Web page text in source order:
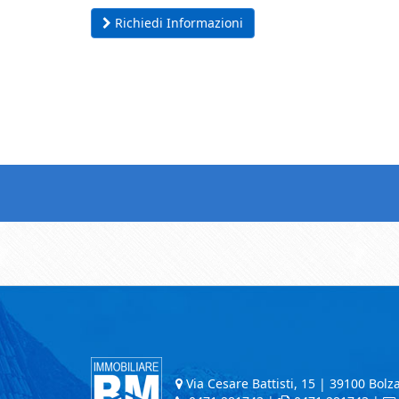
Richiedi Informazioni
Via Cesare Battisti, 15 | 39100